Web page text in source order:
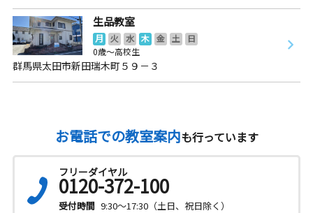
生品教室
月 火 水 木 金 土
日
0歳～高校生
群馬県太田市新田瑞木町５９－３
お電話での教室案内も行っています
フリーダイヤル
0120-372-100
受付時間 9:30～17:30（土日、祝日除く）